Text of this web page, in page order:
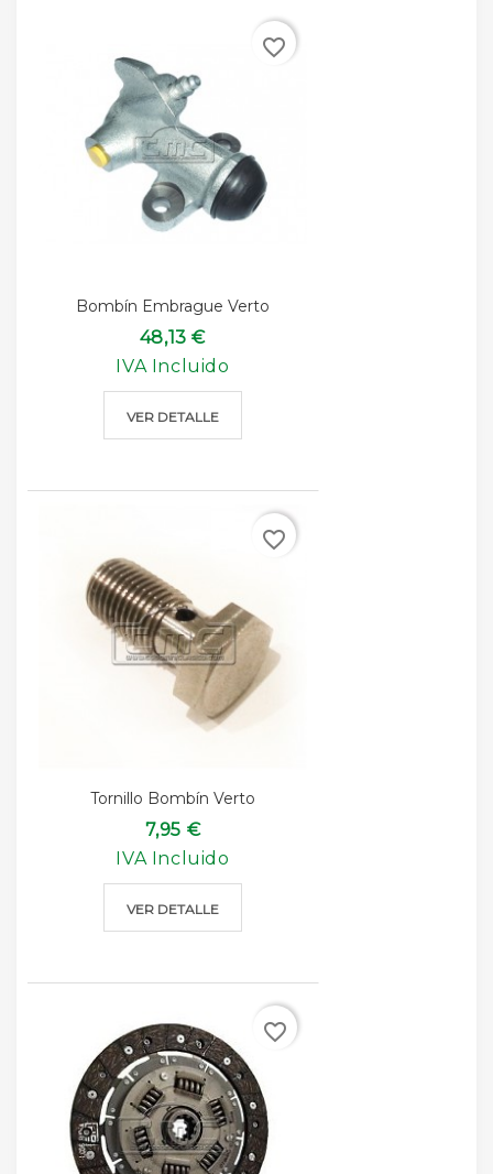
Bombín Embrague Verto
48,13 €
IVA Incluido
VER DETALLE
favorite_border
Tornillo Bombín Verto
7,95 €
IVA Incluido
VER DETALLE
favorite_border
favorite_border